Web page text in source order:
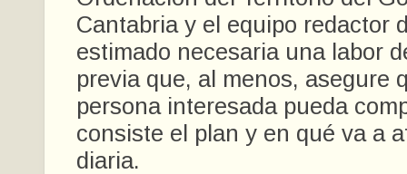
Cantabria y el equipo redactor
estimado necesaria una labor
previa que, al menos, asegure
persona interesada pueda
consiste el plan y en qué va a
diaria.